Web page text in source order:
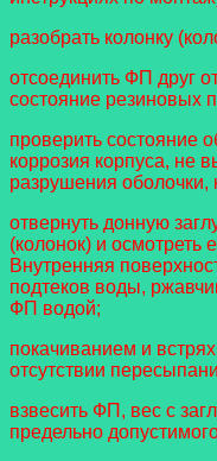
разобрать колонку
отсоединить ФП друг
состояние резиновых
проверить состояние
коррозия корпуса, не
разрушения оболочки,
отвернуть донную
(колонок) и осмотреть
Внутренняя
подтеков воды,
ФП водой;
покачиванием и
отсутствии
взвесить ФП, вес с
предельно